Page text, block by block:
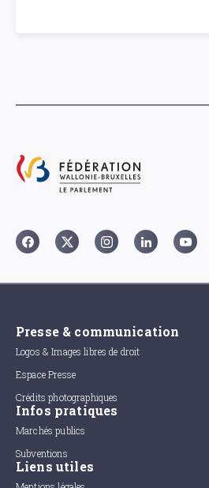
Presse & communication
Logos & Images libres de droit
Espace Presse
Crédits photographiques
Infos pratiques
Marchés publics
Subventions
Liens utiles